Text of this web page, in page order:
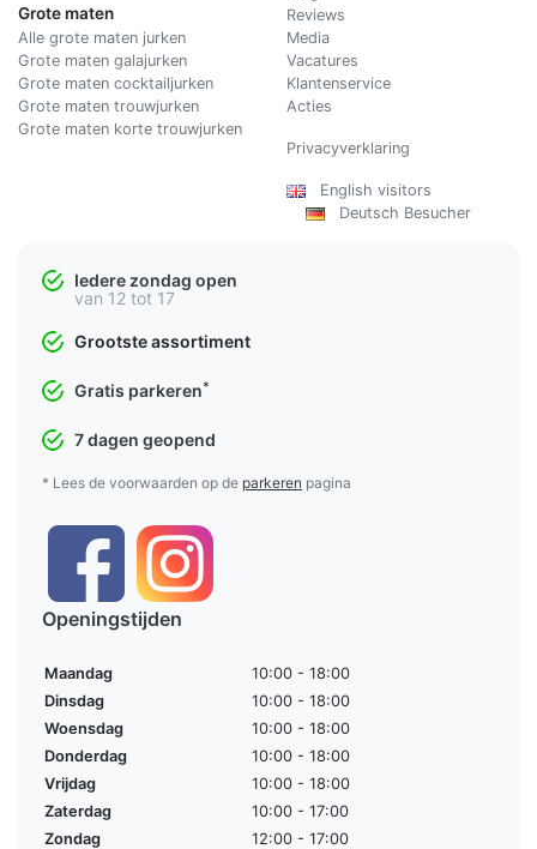
Grote maten
Alle grote maten jurken
Grote maten galajurken
Grote maten cocktailjurken
Grote maten trouwjurken
Grote maten korte trouwjurken
Reviews
Media
Vacatures
Klantenservice
Acties
Privacyverklaring
English visitors
Deutsch Besucher
Iedere zondag open
van 12 tot 17
Grootste assortiment
Gratis parkeren*
7 dagen geopend
* Lees de voorwaarden op de parkeren pagina
Openingstijden
Maandag
10:00 - 18:00
Dinsdag
10:00 - 18:00
Woensdag
10:00 - 18:00
Donderdag
10:00 - 18:00
Vrijdag
10:00 - 18:00
Zaterdag
10:00 - 17:00
Zondag
12:00 - 17:00